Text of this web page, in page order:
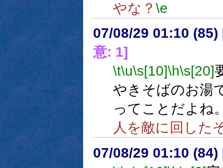
やな？ \e
07/08/29 01:10 (85)
意: 1]
\t\u\s[10]\h\s[20]
やきそばのお湯
ってことだよね
人を敵に回した
07/08/29 01:10 (84)